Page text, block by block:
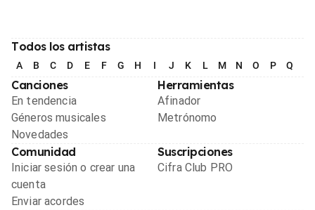
Todos los artistas
A B C D E F G H I J K L M N O P Q
Canciones
En tendencia
Géneros musicales
Novedades
Herramientas
Afinador
Metrónomo
Comunidad
Iniciar sesión o crear una
cuenta
Enviar acordes
Suscripciones
Cifra Club PRO